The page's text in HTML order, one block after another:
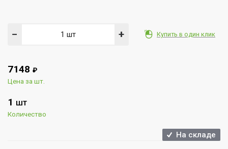
Купить в один клик
− +
7148 ₽
Цена за шт.
1 ШТ
Количество
На складе